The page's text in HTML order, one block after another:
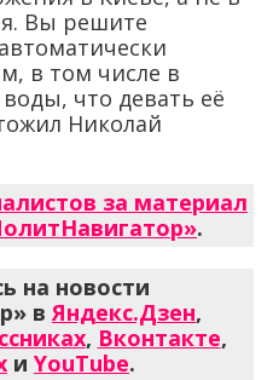
Вы решите
в том числе в
что девать её
Николай
за материал
.
на новости
вЯндекс.Дзен,
, Вконтакте,
и YouTube.